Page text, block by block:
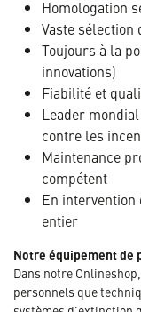
Homologation
Vaste
Toujours à la
innovations)
Fiabilité et
Leader
contre les
Maintenance
compétent
En intervention
entier
Notre équipement de
Dans notre
personnels que